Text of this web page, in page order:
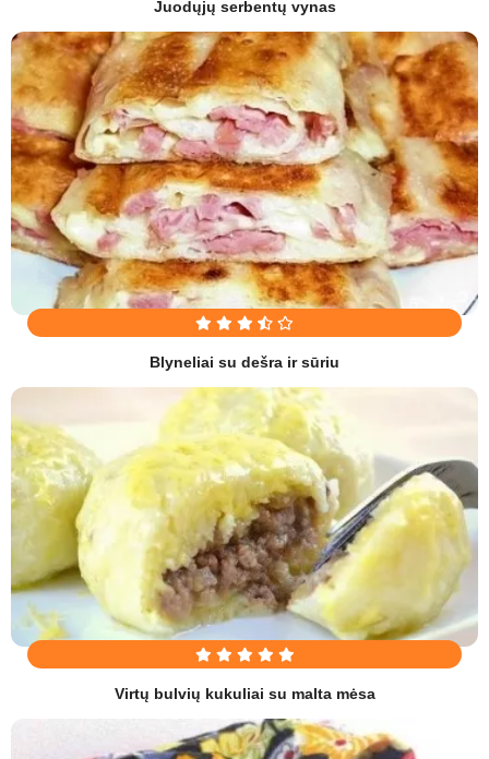
Juodųjų serbentų vynas
Blyneliai su dešra ir sūriu
Virtų bulvių kukuliai su malta mėsa